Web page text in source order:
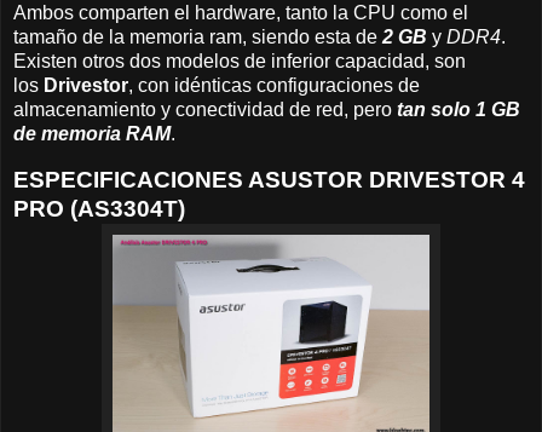
Ambos comparten el hardware, tanto la CPU como el
tamaño de la memoria ram, siendo esta de 2 GB y DDR4.
Existen otros dos modelos de inferior capacidad, son
los Drivestor, con idénticas configuraciones de
almacenamiento y conectividad de red, pero tan solo 1 GB
de memoria RAM.
ESPECIFICACIONES ASUSTOR DRIVESTOR 4
PRO (AS3304T)